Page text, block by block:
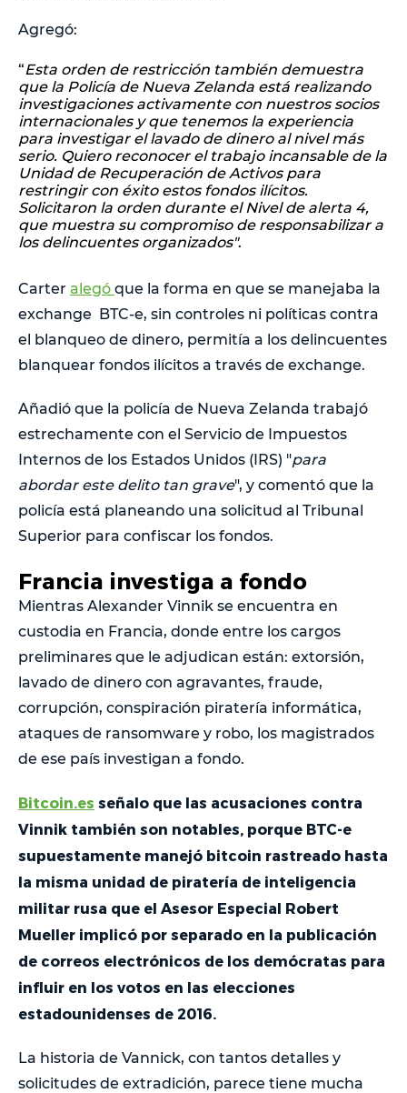
Agregó:
“Esta orden de restricción también demuestra
que la Policía de Nueva Zelanda está realizando
investigaciones activamente con nuestros socios
internacionales y que tenemos la experiencia
para investigar el lavado de dinero al nivel más
serio. Quiero reconocer el trabajo incansable de la
Unidad de Recuperación de Activos para
restringir con éxito estos fondos ilícitos.
Solicitaron la orden durante el Nivel de alerta 4,
que muestra su compromiso de responsabilizar a
los delincuentes organizados".
Carter alegó que la forma en que se manejaba la
exchange BTC-e, sin controles ni políticas contra
el blanqueo de dinero, permitía a los delincuentes
blanquear fondos ilícitos a través de exchange.
Añadió que la policía de Nueva Zelanda trabajó
estrechamente con el Servicio de Impuestos
Internos de los Estados Unidos (IRS) "para
abordar este delito tan grave", y comentó que la
policía está planeando una solicitud al Tribunal
Superior para confiscar los fondos.
Francia investiga a fondo
Mientras Alexander Vinnik se encuentra en
custodia en Francia, donde entre los cargos
preliminares que le adjudican están: extorsión,
lavado de dinero con agravantes, fraude,
corrupción, conspiración piratería informática,
ataques de ransomware y robo, los magistrados
de ese país investigan a fondo.
Bitcoin.es señalo que las acusaciones contra
Vinnik también son notables, porque BTC-e
supuestamente manejó bitcoin rastreado hasta
la misma unidad de piratería de inteligencia
militar rusa que el Asesor Especial Robert
Mueller implicó por separado en la publicación
de correos electrónicos de los demócratas para
influir en los votos en las elecciones
estadounidenses de 2016.
La historia de Vannick, con tantos detalles y
solicitudes de extradición, parece tiene mucha